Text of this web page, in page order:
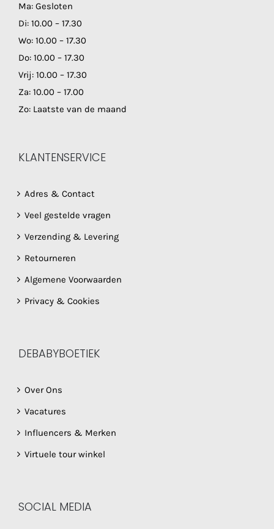
Ma: Gesloten
Di: 10.00 – 17.30
Wo: 10.00 – 17.30
Do: 10.00 – 17.30
Vrij: 10.00 – 17.30
Za: 10.00 – 17.00
Zo: Laatste van de maand
KLANTENSERVICE
Adres & Contact
Veel gestelde vragen
Verzending & Levering
Retourneren
Algemene Voorwaarden
Privacy & Cookies
DEBABYBOETIEK
Over Ons
Vacatures
Influencers & Merken
Virtuele tour winkel
SOCIAL MEDIA